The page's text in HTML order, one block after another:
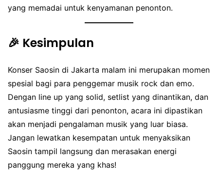
yang memadai untuk kenyamanan penonton.
🎉 Kesimpulan
Konser Saosin di Jakarta malam ini merupakan momen
spesial bagi para penggemar musik rock dan emo.
Dengan line up yang solid, setlist yang dinantikan, dan
antusiasme tinggi dari penonton, acara ini dipastikan
akan menjadi pengalaman musik yang luar biasa.
Jangan lewatkan kesempatan untuk menyaksikan
Saosin tampil langsung dan merasakan energi
panggung mereka yang khas!